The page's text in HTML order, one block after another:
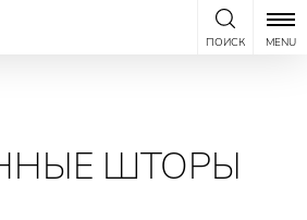
ПОИСК MENU
ШТОРЫ